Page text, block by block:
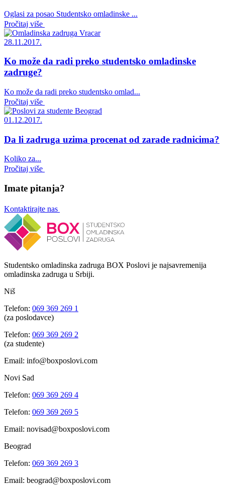
Oglasi za posao Studentsko omladinske ...
Pročitaj više
28.11.2017.
Ko može da radi preko studentsko omladinske
zadruge?
Ko može da radi preko studentsko omlad...
Pročitaj više
01.12.2017.
Da li zadruga uzima procenat od zarade radnicima?
Koliko za...
Pročitaj više
Imate pitanja?
Kontaktirajte nas
Studentsko omladinska zadruga BOX Poslovi je najsavremenija
omladinska zadruga u Srbiji.
Niš
Telefon: 069 369 269 1
(za poslodavce)
Telefon: 069 369 269 2
(za studente)
Email: info@boxposlovi.com
Novi Sad
Telefon: 069 369 269 4
Telefon: 069 369 269 5
Email: novisad@boxposlovi.com
Beograd
Telefon: 069 369 269 3
Email: beograd@boxposlovi.com